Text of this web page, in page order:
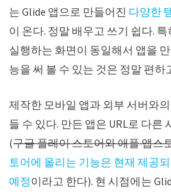
는 Glide 앱으로 만들어진 다양한
이 온다. 정말 배우고 쓰기 쉽다.
실행하는 화면이 동일해서 앱을
능을 써 볼 수 있는 것은 정말 편하
제작한 모바일 앱과 외부 서버와
들 수 있다. 만든 앱은 URL로 다른
(구글 플레이 스토어와 애플 앱스
토어에 올리는 기능은 현재 제공
예정이라고 한다). 현 시점에는